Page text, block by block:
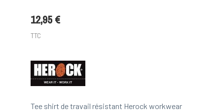
12,95 €
TTC
Tee shirt de travail résistant Herock workwear